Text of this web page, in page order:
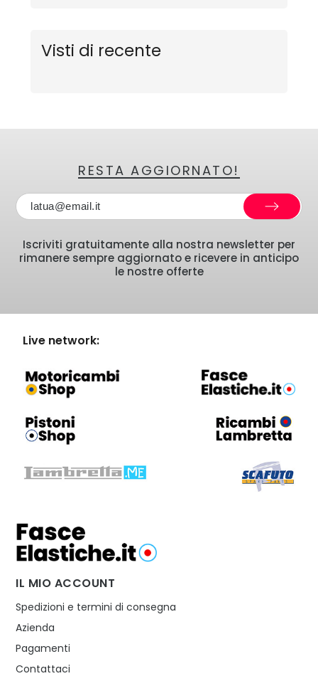
Visti di recente
RESTA AGGIORNATO!
Iscriviti gratuitamente alla nostra newsletter per
rimanere sempre aggiornato e ricevere in anticipo
le nostre offerte
Live network:
IL MIO ACCOUNT
Spedizioni e termini di consegna
Azienda
Pagamenti
Contattaci